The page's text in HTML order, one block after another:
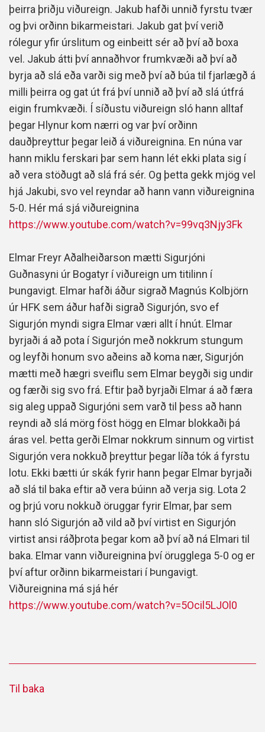
þeirra þriðju viðureign. Jakub hafði unnið fyrstu tvær
og þvi orðinn bikarmeistari. Jakub gat því verið
rólegur yfir úrslitum og einbeitt sér að því að boxa
vel. Jakub átti því annaðhvor frumkvæði að því að
byrja að slá eða varði sig með því að búa til fjarlægð á
milli þeirra og gat út frá því unnið að því að slá útfrá
eigin frumkvæði. Í síðustu viðureign sló hann alltaf
þegar Hlynur kom nærri og var því orðinn
dauðþreyttur þegar leið á viðureignina. En núna var
hann miklu ferskari þar sem hann lét ekki plata sig í
að vera stöðugt að slá frá sér. Og þetta gekk mjög vel
hjá Jakubi, svo vel reyndar að hann vann viðureignina
5-0. Hér má sjá viðureignina
https://www.youtube.com/watch?v=99vq3Njy3Fk
Elmar Freyr Aðalheiðarson mætti Sigurjóni
Guðnasyni úr Bogatyr í viðureign um titilinn í
Þungavigt. Elmar hafði áður sigrað Magnús Kolbjörn
úr HFK sem áður hafði sigrað Sigurjón, svo ef
Sigurjón myndi sigra Elmar væri allt í hnút. Elmar
byrjaði á að pota í Sigurjón með nokkrum stungum
og leyfði honum svo aðeins að koma nær, Sigurjón
mætti með hægri sveiflu sem Elmar beygði sig undir
og færði sig svo frá. Eftir það byrjaði Elmar á að færa
sig aleg uppað Sigurjóni sem varð til þess að hann
reyndi að slá mörg föst högg en Elmar blokkaði þá
áras vel. Þetta gerði Elmar nokkrum sinnum og virtist
Sigurjón vera nokkuð þreyttur þegar líða tók á fyrstu
lotu. Ekki bætti úr skák fyrir hann þegar Elmar byrjaði
að slá til baka eftir að vera búinn að verja sig. Lota 2
og þrjú voru nokkuð öruggar fyrir Elmar, þar sem
hann sló Sigurjón að vild að því virtist en Sigurjón
virtist ansi ráðþrota þegar kom að því að ná Elmari til
baka. Elmar vann viðureignina því örugglega 5-0 og er
því aftur orðinn bikarmeistari í Þungavigt.
Viðureignina má sjá hér
https://www.youtube.com/watch?v=5Ocil5LJOl0
Til baka